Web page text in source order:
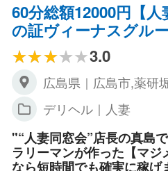
60分総額12000円【
の証ヴィーナスグルー
3.0
広島県｜広島市,薬研
デリヘル｜人妻
"“人妻同窓会”店長の真島
ラリーマンが作った【マ
なら短時間でも確実に稼げ